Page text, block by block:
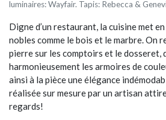
luminaires: Wayfair. Tapis: Rebecca &
Digne d’un restaurant, la cuisine met
nobles comme le bois et le marbre. On
pierre sur les comptoirs et le dosseret,
harmonieusement les armoires de
ainsi à la pièce une élégance
réalisée sur mesure par un artisan
regards!